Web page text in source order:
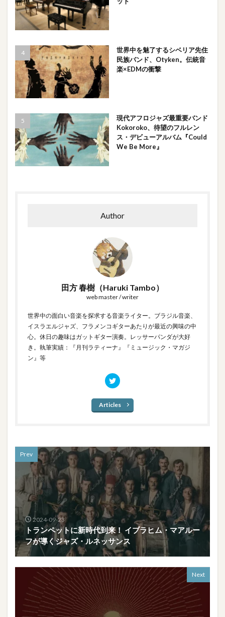
世界中を魅了するシベリア先住
民族バンド、Otyken。伝統音
楽×EDMの衝撃
現代アフロジャズ最重要バンド
Kokoroko、待望のフルレン
ス・デビューアルバム『Could
We Be More』
Author
田方 春樹（Haruki Tambo）
web master / writer
世界中の面白い音楽を探求する音楽ライター。ブラジル音楽、
イスラエルジャズ、フラメンコギターあたりが最近の興味の中
心。休日の趣味はガットギター演奏。レッサーパンダが大好
き。執筆実績：『月刊ラティーナ』『ミュージック・マガジ
ン』等
Articles
Prev
2024-09-23
トランペットに新時代到来！ イブラヒム・マアルー
フが導くジャズ・ルネッサンス
Next